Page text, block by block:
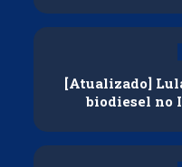
[Atualizado]
biodiesel no